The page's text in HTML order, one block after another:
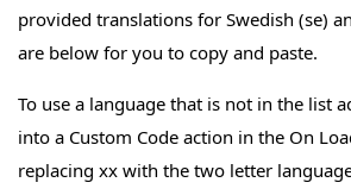
provided translations for Swedish (se)
are below for you to copy and paste.
To use a language that is not in the list
into a Custom Code action in the On
replacing xx with the two letter